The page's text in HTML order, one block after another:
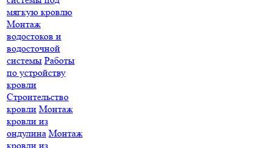
мягкую кровлю
Монтаж
водостоков и
водосточной
системы Работы
по устройству
кровли
Строительство
кровли Монтаж
кровли из
ондулина Монтаж
кровли из